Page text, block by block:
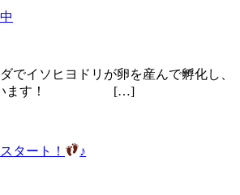
でイソヒヨドリが卵を産んで孵化し、
ています！ […]
タート！ ♪